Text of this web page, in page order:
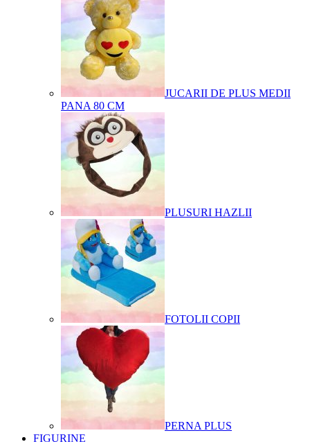
JUCARII DE PLUS MEDII
PANA 80 CM
PLUSURI HAZLII
FOTOLII COPII
PERNA PLUS
FIGURINE